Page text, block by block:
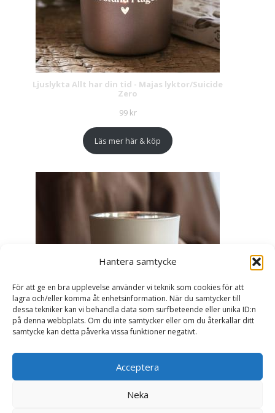
Hantera samtycke
För att ge en bra upplevelse använder vi teknik som cookies för att
lagra och/eller komma åt enhetsinformation. När du samtycker till
dessa tekniker kan vi behandla data som surfbeteende eller unika ID:n
på denna webbplats. Om du inte samtycker eller om du återkallar ditt
samtycke kan detta påverka vissa funktioner negativt.
Acceptera
Neka
Ljuslykta Allt har din tid - Majas lyktor/Suicide
Zero
99 kr
Läs mer här & köp
Ljuslykta Älskade Farmor - Majas lyktor/
Barncancerfonden
99kr